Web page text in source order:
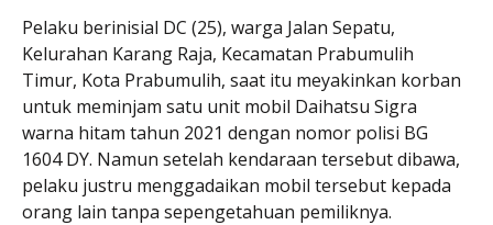
Pelaku berinisial DC (25), warga Jalan Sepatu,
Kelurahan Karang Raja, Kecamatan Prabumulih
Timur, Kota Prabumulih, saat itu meyakinkan korban
untuk meminjam satu unit mobil Daihatsu Sigra
warna hitam tahun 2021 dengan nomor polisi BG
1604 DY. Namun setelah kendaraan tersebut dibawa,
pelaku justru menggadaikan mobil tersebut kepada
orang lain tanpa sepengetahuan pemiliknya.